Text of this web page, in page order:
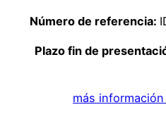
Número de referencia:
Plazo fin de
más